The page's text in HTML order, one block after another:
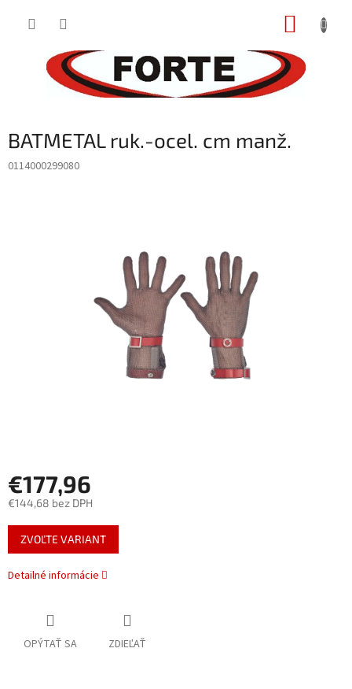
BATMETAL ruk.-ocel. cm manž.
0114000299080
€177,96
€144,68 bez DPH
Jednotková
cena:
ZVOĽTE VARIANT
Detailné informácie
OPÝTAŤ SA ZDIEĽAŤ